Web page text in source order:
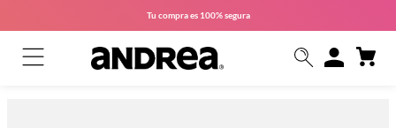
Tu compra es 100% segura